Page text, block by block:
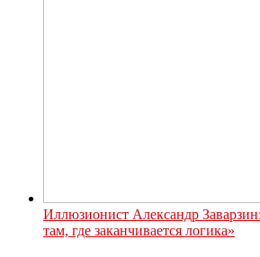
Иллюзионист Александр
там, где заканчивается логика»